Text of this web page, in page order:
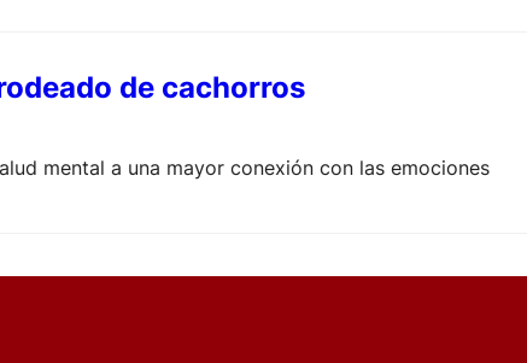
de cachorros
mental a una mayor conexión con las emociones